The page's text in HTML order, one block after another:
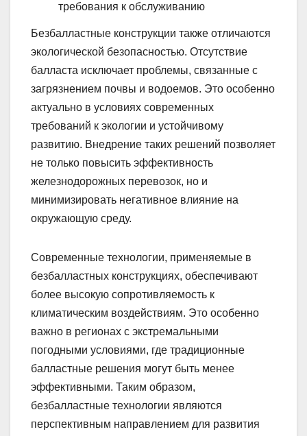
требования к обслуживанию
Безбалластные конструкции также отличаются
экологической безопасностью. Отсутствие
балласта исключает проблемы, связанные с
загрязнением почвы и водоемов. Это особенно
актуально в условиях современных
требований к экологии и устойчивому
развитию. Внедрение таких решений позволяет
не только повысить эффективность
железнодорожных перевозок, но и
минимизировать негативное влияние на
окружающую среду.
Современные технологии, применяемые в
безбалластных конструкциях, обеспечивают
более высокую сопротивляемость к
климатическим воздействиям. Это особенно
важно в регионах с экстремальными
погодными условиями, где традиционные
балластные решения могут быть менее
эффективными. Таким образом,
безбалластные технологии являются
перспективным направлением для развития